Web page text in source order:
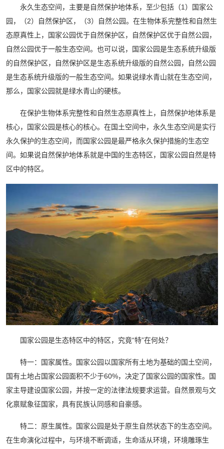
永久生态空间，主要是自然保护地体系，至少包括（1）国家公
园，（2）自然保护区，（3）自然公园。在生物体系完整性和自然生
态原真性上，国家公园优于自然保护区，自然保护区优于自然公园，
自然公园优于一般生态空间。也可以说，国家公园是生态系统升级版
的自然保护区，自然保护区是生态系统升级版的自然公园，自然公园
是生态系统升级版的一般生态空间。如果说绿水青山就在生态空间，
那么，国家公园就是绿水青山的硬核。
在保护生物体系完整性和自然生态原真性上，自然保护地体系是
核心，国家公园是核心的核心。在国土空间中，永久生态空间是实行
永久保护的生态空间，而国家公园是最严格永久保护措施的生态空
间。如果说自然保护地体系就是中国的生态特区，国家公园自然是特
区中的特区。
国家公园是生态特区中的特区，究竟“特”在何处？
特一：国家属性。国家公园以国家所有土地为基础的国土空间，
国有土地占国家公园面积不少于60%，决定了国家公园的国家性。国
家主导建设国家公园，并按一定的法律法规要求运营。自然景观与文
化禀赋象征国家，具有民族认同感和自豪感。
特二：原生属性。国家公园是处于原生自然状态下的生态空间。
在生命演化过程中，与环境不断调适，生命适从环境，环境雕琢生